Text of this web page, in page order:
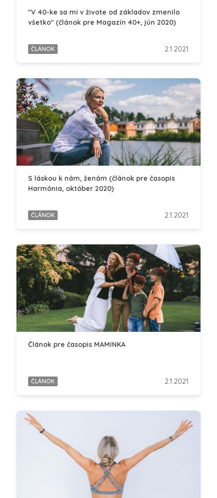
"V 40-ke sa mi v živote od základov zmenilo
všetko" (článok pre Magazín 40+, jún 2020)
ČLÁNOK 2.1.2021
S láskou k nám, ženám (článok pre časopis
Harmónia, október 2020)
ČLÁNOK 2.1.2021
Článok pre časopis MAMINKA
ČLÁNOK 2.1.2021